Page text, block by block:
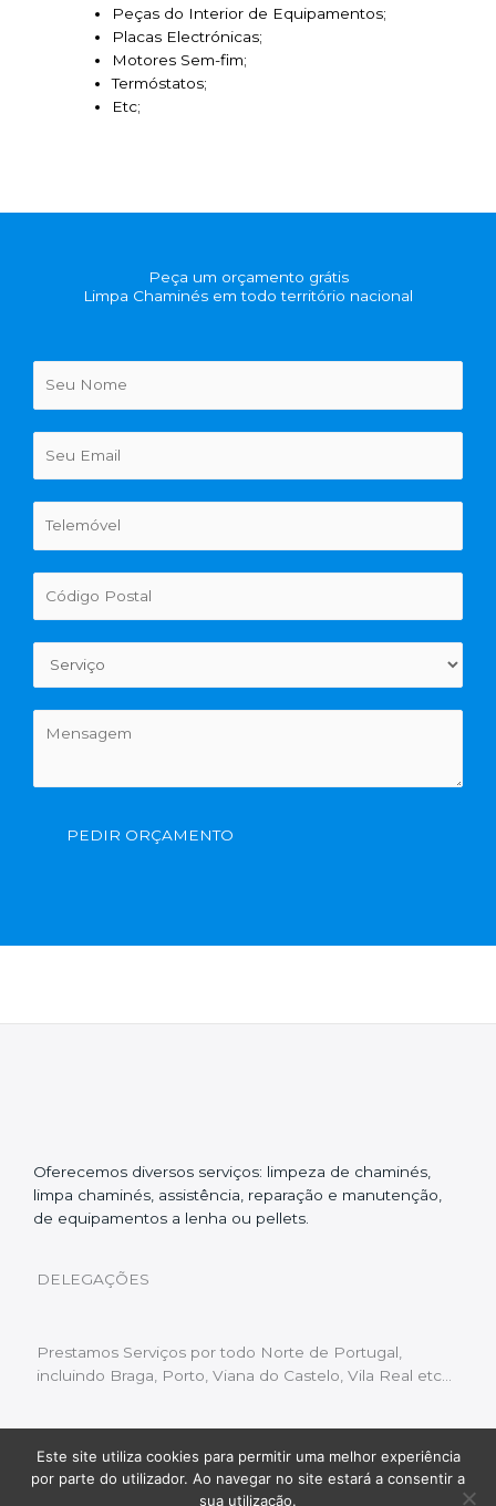
Peças do Interior de Equipamentos;
Placas Electrónicas;
Motores Sem-fim;
Termóstatos;
Etc;
Peça um orçamento grátis
Limpa Chaminés em todo território nacional
PEDIR ORÇAMENTO
Oferecemos diversos serviços: limpeza de chaminés,
limpa chaminés, assistência, reparação e manutenção,
de equipamentos a lenha ou pellets.
DELEGAÇÕES
Prestamos Serviços por todo Norte de Portugal,
incluindo Braga, Porto, Viana do Castelo, Vila Real etc…
Livro de Reclamações | Política de Privacidade
Copyright © 2022 Limpeza Chaminés | Desenvolvido
Este site utiliza cookies para permitir uma melhor experiência
por parte do utilizador. Ao navegar no site estará a consentir a
sua utilização.